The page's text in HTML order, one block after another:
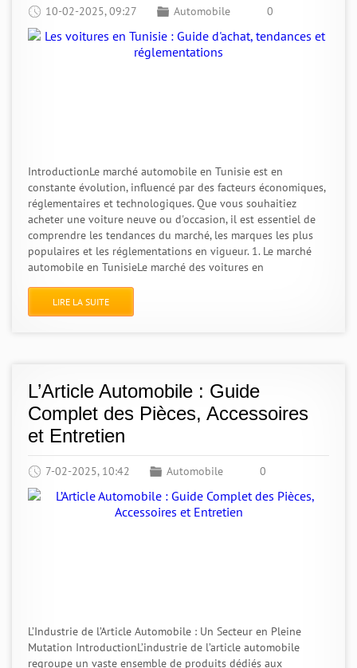
10-02-2025, 09:27 Automobile 0
IntroductionLe marché automobile en Tunisie est en
constante évolution, influencé par des facteurs économiques,
réglementaires et technologiques. Que vous souhaitiez
acheter une voiture neuve ou d'occasion, il est essentiel de
comprendre les tendances du marché, les marques les plus
populaires et les réglementations en vigueur. 1. Le marché
automobile en TunisieLe marché des voitures en
LIRE LA SUITE
L’Article Automobile : Guide
Complet des Pièces, Accessoires
et Entretien
7-02-2025, 10:42 Automobile 0
L’Industrie de l’Article Automobile : Un Secteur en Pleine
Mutation IntroductionL’industrie de l’article automobile
regroupe un vaste ensemble de produits dédiés aux